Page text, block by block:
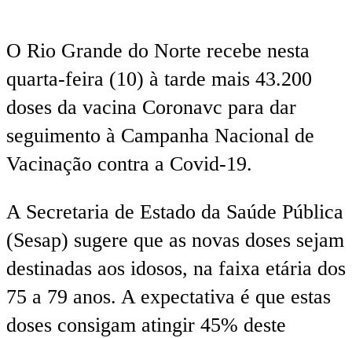
O Rio Grande do Norte recebe nesta
quarta-feira (10) à tarde mais 43.200
doses da vacina Coronavc para dar
seguimento à Campanha Nacional de
Vacinação contra a Covid-19.
A Secretaria de Estado da Saúde Pública
(Sesap) sugere que as novas doses sejam
destinadas aos idosos, na faixa etária dos
75 a 79 anos. A expectativa é que estas
doses consigam atingir 45% deste